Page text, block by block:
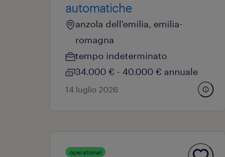
automatiche
anzola dell'emilia, emilia-
romagna
tempo indeterminato
34.000 € - 40.000 € annuale
14 luglio 2026
operational